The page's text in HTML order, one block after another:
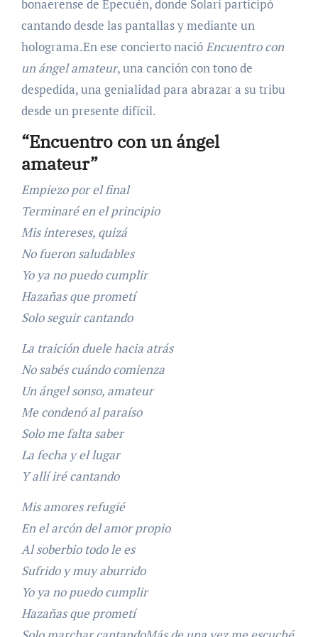
bonaerense de Epecuén, donde Solari participó
cantando desde las pantallas y mediante un
holograma.En ese concierto nacióEncuentro con
un ángel amateur, una canción con tono de
despedida, una genialidad para abrazar a su tribu
desde un presente difícil.
“Encuentro con un ángel
amateur”
Empiezo por el final
Terminaré en el principio
Mis intereses, quizá
No fueron saludables
Yo ya no puedo cumplir
Hazañas que prometí
Solo seguir cantando
La traición duele hacia atrás
No sabés cuándo comienza
Un ángel sonso, amateur
Me condenó al paraíso
Solo me falta saber
La fecha y el lugar
Y allí iré cantando
Mis amores refugié
En el arcón del amor propio
Al soberbio todo le es
Sufrido y muy aburrido
Yo ya no puedo cumplir
Hazañas que prometí